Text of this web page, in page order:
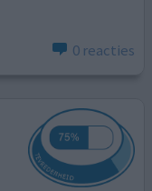
0 reacties